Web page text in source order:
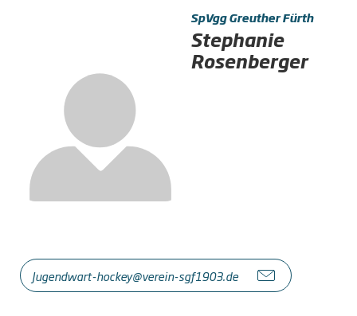
SpVgg Greuther Fürth
Stephanie
Rosenberger
Jugendwart-hockey@verein-sgf1903.de